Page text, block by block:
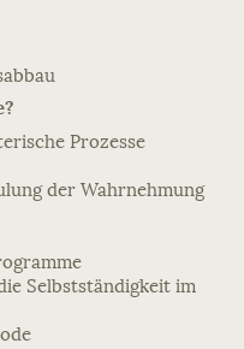
Prozesse
der Wahrnehmung
Selbstständigkeit im